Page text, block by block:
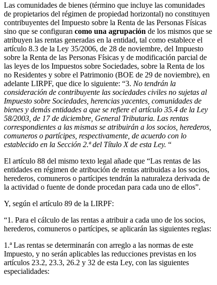
Las comunidades de bienes (término que incluye las comunidades
de propietarios del régimen de propiedad horizontal) no constituyen
contribuyentes del Impuesto sobre la Renta de las Personas Físicas
sino que se configuran como una agrupación de los mismos que se
atribuyen las rentas generadas en la entidad, tal como establece el
artículo 8.3 de la Ley 35/2006, de 28 de noviembre, del Impuesto
sobre la Renta de las Personas Físicas y de modificación parcial de
las leyes de los Impuestos sobre Sociedades, sobre la Renta de los
no Residentes y sobre el Patrimonio (BOE de 29 de noviembre), en
adelante LIRPF, que dice lo siguiente: “3. No tendrán la
consideración de contribuyente las sociedades civiles no sujetas al
Impuesto sobre Sociedades, herencias yacentes, comunidades de
bienes y demás entidades a que se refiere el artículo 35.4 de la Ley
58/2003, de 17 de diciembre, General Tributaria. Las rentas
correspondientes a las mismas se atribuirán a los socios, herederos,
comuneros o partícipes, respectivamente, de acuerdo con lo
establecido en la Sección 2.ª del Título X de esta Ley. “
El artículo 88 del mismo texto legal añade que “Las rentas de las
entidades en régimen de atribución de rentas atribuidas a los socios,
herederos, comuneros o partícipes tendrán la naturaleza derivada de
la actividad o fuente de donde procedan para cada uno de ellos”.
Y, según el artículo 89 de la LIRPF:
“1. Para el cálculo de las rentas a atribuir a cada uno de los socios,
herederos, comuneros o partícipes, se aplicarán las siguientes reglas:
1.ª Las rentas se determinarán con arreglo a las normas de este
Impuesto, y no serán aplicables las reducciones previstas en los
artículos 23.2, 23.3, 26.2 y 32 de esta Ley, con las siguientes
especialidades: